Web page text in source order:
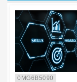
0MG6B5090